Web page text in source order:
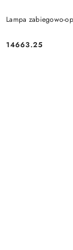
Lampa zabiegowo-
Cena:
14663.25